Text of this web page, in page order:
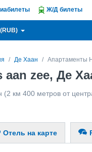
Ж/Д билеты
Де Хаан Апартаменты
zee, Де
(2 км 400 метров от
Отель на карте